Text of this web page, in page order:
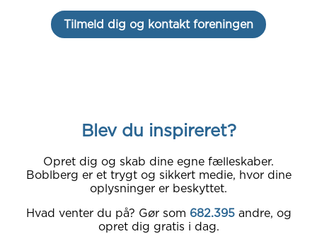
Tilmeld dig og kontakt foreningen
Blev du inspireret?
Opret dig og skab dine egne fælleskaber.
Boblberg er et trygt og sikkert medie, hvor dine
oplysninger er beskyttet.
Hvad venter du på? Gør som 682.395 andre, og
opret dig gratis i dag.